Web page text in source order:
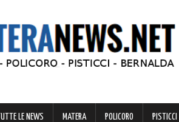
TUTTE LE NEWS MATERA POLICORO PISTICCI